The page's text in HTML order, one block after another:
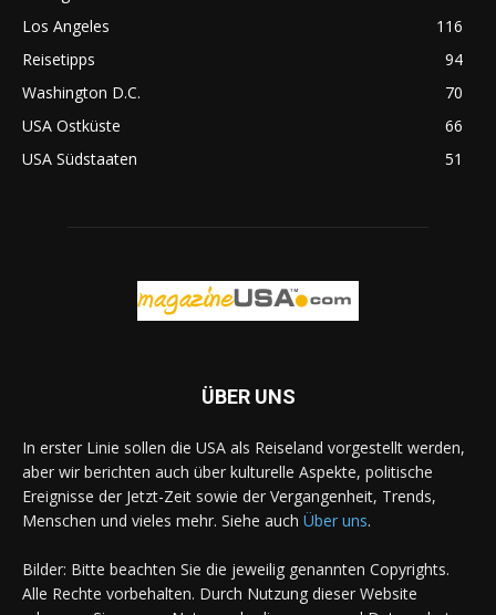
Los Angeles
116
Reisetipps
94
Washington D.C.
70
USA Ostküste
66
USA Südstaaten
51
ÜBER UNS
In erster Linie sollen die USA als Reiseland vorgestellt werden,
aber wir berichten auch über kulturelle Aspekte, politische
Ereignisse der Jetzt-Zeit sowie der Vergangenheit, Trends,
Menschen und vieles mehr. Siehe auch Über uns.
Bilder: Bitte beachten Sie die jeweilig genannten Copyrights.
Alle Rechte vorbehalten. Durch Nutzung dieser Website